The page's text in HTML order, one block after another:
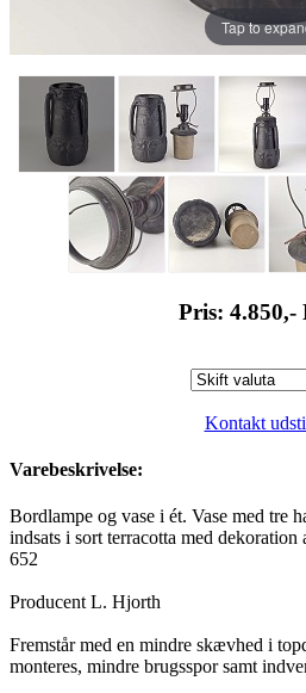
Tap to
Pris: 4.850,-
Kontakt
Varebeskrivelse:
Bordlampe og vase i ét. Vase med tre
indsats i sort terracotta med
652
Producent L. Hjorth
Fremstår med en mindre skævhed i
monteres, mindre brugsspor samt